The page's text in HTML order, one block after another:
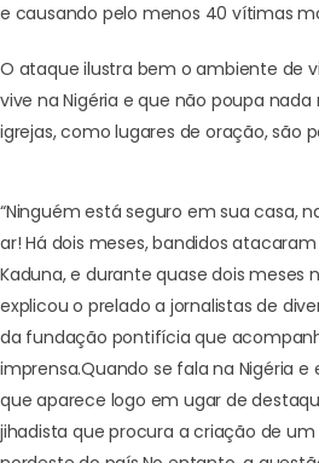
e causando pelo menos 40 vítimas
O ataque ilustra bem o ambiente de
vive na Nigéria e que não poupa
igrejas, como lugares de oração, são
“Ninguém está seguro em sua casa,
ar! Há dois meses, bandidos
Kaduna, e durante quase dois meses
explicou o prelado a jornalistas de
da fundação pontifícia que
imprensa.Quando se fala na Nigéria
que aparece logo em ugar de
jihadista que procura a criação de